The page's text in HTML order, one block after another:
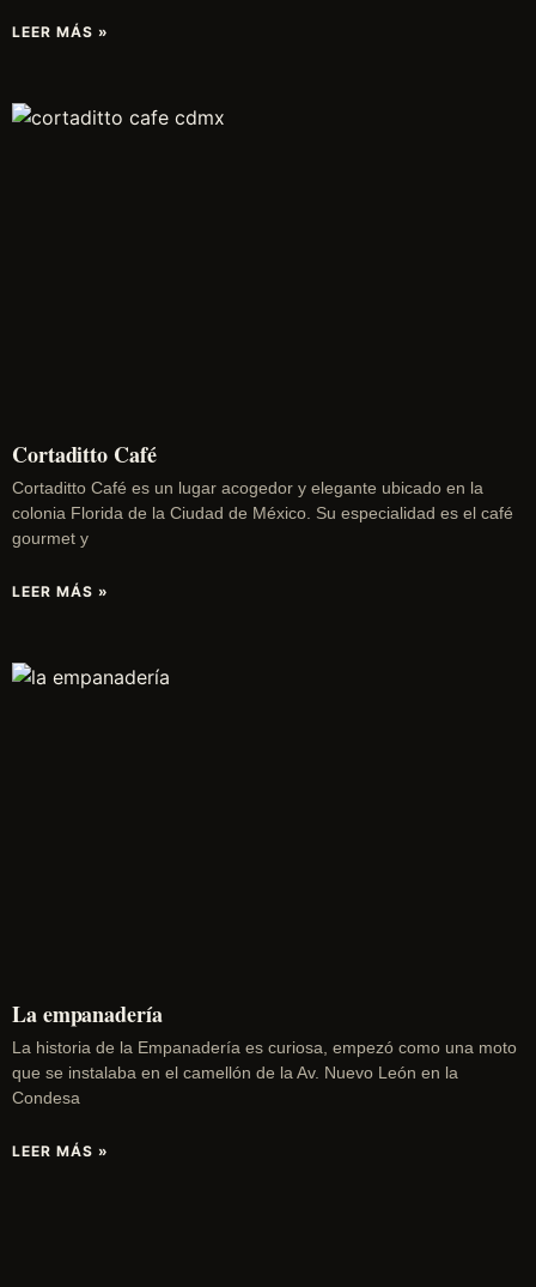
LEER MÁS »
Cortaditto Café
Cortaditto Café es un lugar acogedor y elegante ubicado en la
colonia Florida de la Ciudad de México. Su especialidad es el café
gourmet y
LEER MÁS »
La empanadería
La historia de la Empanadería es curiosa, empezó como una moto
que se instalaba en el camellón de la Av. Nuevo León en la
Condesa
LEER MÁS »